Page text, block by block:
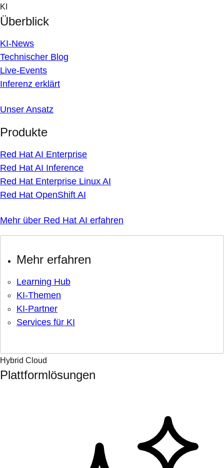
Skip
to
content
KI
Überblick
KI-News
Technischer Blog
Live-Events
Inferenz erklärt
Unser Ansatz
Produkte
Red Hat AI Enterprise
Red Hat AI Inference
Red Hat Enterprise Linux AI
Red Hat OpenShift AI
Mehr über Red Hat AI erfahren
Mehr erfahren
Learning Hub
KI-Themen
KI-Partner
Services für KI
Hybrid Cloud
Plattformlösungen